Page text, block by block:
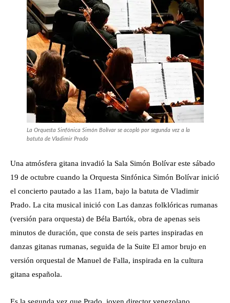
La Orquesta Sinfónica Simón Bolívar se acopló por segunda vez a la
batuta de Vladimir Prado
Una atmósfera gitana invadió la Sala Simón Bolívar este sábado
19 de octubre cuando la Orquesta Sinfónica Simón Bolívar inició
el concierto pautado a las 11am, bajo la batuta de Vladimir
Prado. La cita musical inició con Las danzas folklóricas rumanas
(versión para orquesta) de Béla Bartók, obra de apenas seis
minutos de duración, que consta de seis partes inspiradas en
danzas gitanas rumanas, seguida de la Suite El amor brujo en
versión orquestal de Manuel de Falla, inspirada en la cultura
gitana española.